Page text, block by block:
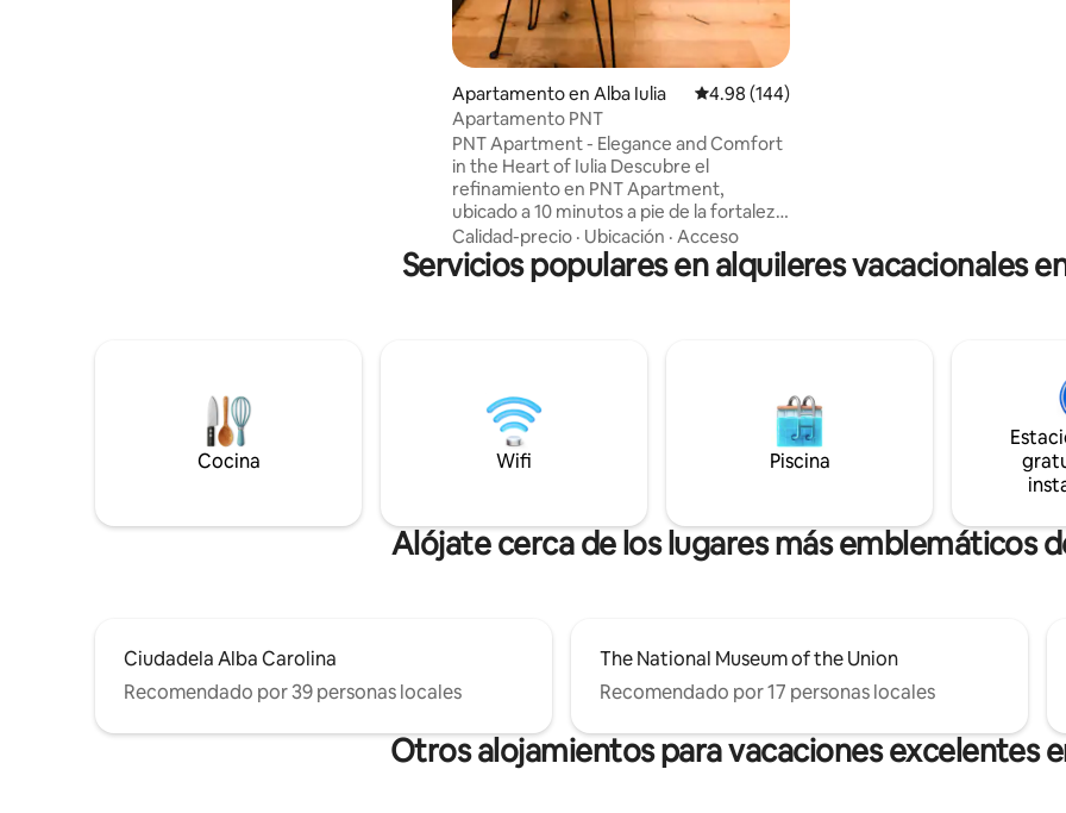
Apartamento en Alba Iulia Calificación promedio: 4.98 de 5, 144 reseñas
4.98 (144)
Apartamento PNT
PNT Apartment - Elegance and Comfort
in the Heart of Iulia Descubre el
refinamiento en PNT Apartment,
ubicado a 10 minutos a pie de la fortaleza
de Alba Iulia. El espacio moderno y
acogedor, el dormitorio Super King, el
elegante baño y la cocina funcional te
explorar Transilvania. ¡Reserva ahora y
disfruta de una estancia llena de
elegancia y relajación!
Calidad-precio · Ubicación · Acceso
Servicios populares en alquileres vacacionales
Cocina Wifi Piscina
Alójate cerca de los lugares más emblemáticos
Ciudadela Alba Carolina
Recomendado por 39 personas locales
The National Museum of the Union
Recomendado por 17 personas locales
Otros alojamientos para vacaciones excelentes